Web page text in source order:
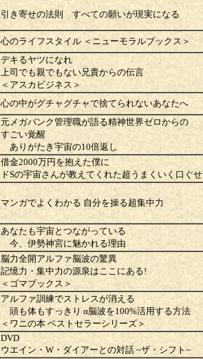
引き寄せの法則 すべての願いが現実になる
心のライフスタイル ＜ニューモラルブックス＞
デキるヤツになれ
上司でも親でもない兄貴からの伝言
＜アスカビジネス＞
心の中がグチャグチャで捨てられないあなたへ
元メガバンク管理職が語る精神世界ゼロからの
すごい覚醒
ありがたき宇宙の10倍返し
借金2000万円を抱えた僕に
ドSの宇宙さんが教えてくれた超うまくいく口ぐせ
マンガでよくわかる 自分を操る超集中力
あなたも宇宙とつながっている
今、伊勢神宮に魅かれる理由
脳力全開アルファ脳波の驚異
記憶力・集中力の源泉はここにある!
＜ゴマブックス＞
アルファ訓練でストレスが消える
頭も体もすっきり α脳波を100%活用する方法
＜ワニの本 ベストセラーシリーズ＞
DVD
ウエイン・W・ダイアーとの対話 ~ザ・シフト~